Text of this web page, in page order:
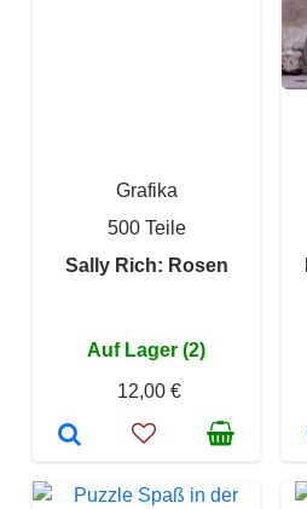
Grafika
500 Teile
Sally Rich: Rosen
Auf Lager (2)
12,00 €